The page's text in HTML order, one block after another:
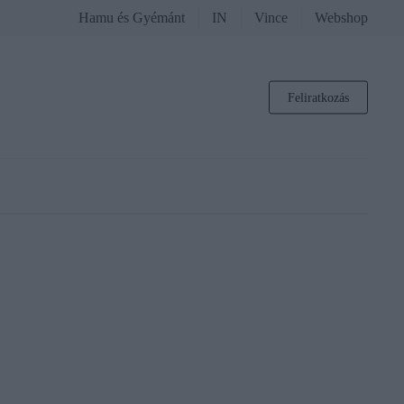
Hamu és Gyémánt IN Vince Webshop
Feliratkozás